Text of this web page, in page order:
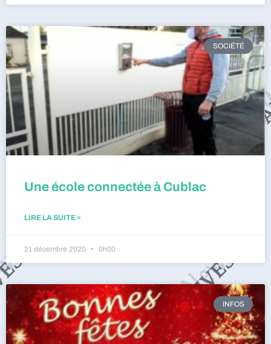
SOCIÉTÉ
Une école connectée à Cublac
LIRE LA SUITE »
21 décembre 2020 0h00
INFOS